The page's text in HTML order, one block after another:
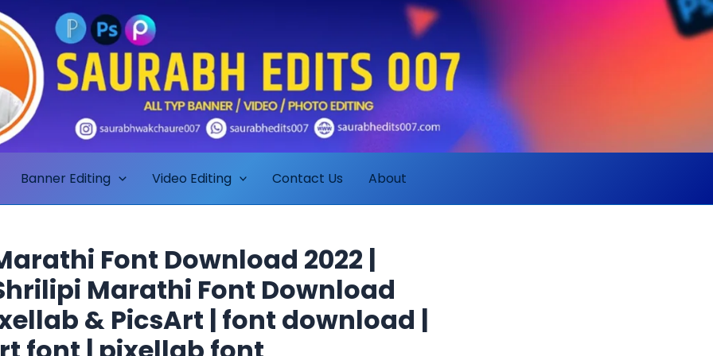
Banner Editing Video Editing Contact Us About
Font Download 2022 |
Marathi Font Download
& PicsArt | font download |